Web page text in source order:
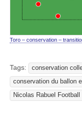
Toro – conservation –
Tags:
conservation
conservation du ballon
Nicolas Rabuel Football